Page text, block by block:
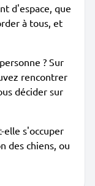
d'espace, que
à tous, et
? Sur
rencontrer
décider sur
elle s'occuper
des chiens, ou